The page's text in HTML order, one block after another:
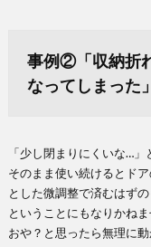
事例②「収納折
なってしまった」
「少し閉まりにくいな…
そのまま使い続けるとド
とした微調整で済むはず
ということにもなりかねま
おや？と思ったら無理に